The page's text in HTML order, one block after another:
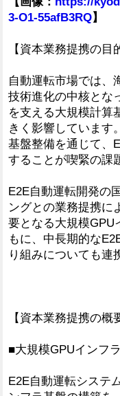
3-O1-55afB3RQ】
【資本業務提携の目
自動運転市場では、
技術進化の中核とな
を支える大規模計算
きく影響しています
基盤整備を通じて、
することが喫緊の課
E2E自動運転開発の
ングとの業務提携に
要となる大規模GPU
もに、中長期的な
り組みについても連
【資本業務提携の概
■大規模GPUインフ
E2E自動運転システ